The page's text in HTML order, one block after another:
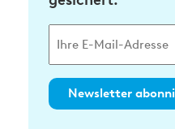
Newsletter